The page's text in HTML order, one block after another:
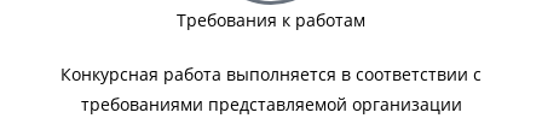
Требования к работам
Конкурсная работа выполняется в соответствии с
требованиями представляемой организации